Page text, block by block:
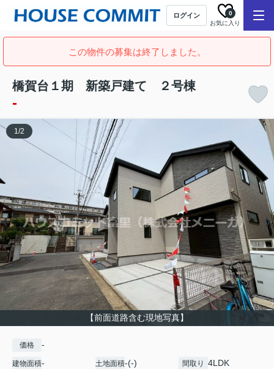
ログイン
お気に入り
0
この物件の募集は終了しました。
橋賀台１期 新築戸建て ２号棟
-
【前面道路含む現地写真】
1/2
価格 -
建物面積- 土地面積-(-) 間取り 4LDK